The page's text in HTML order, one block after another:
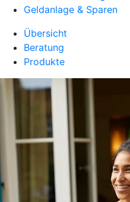
Geldanlage & Sparen
Übersicht
Beratung
Produkte